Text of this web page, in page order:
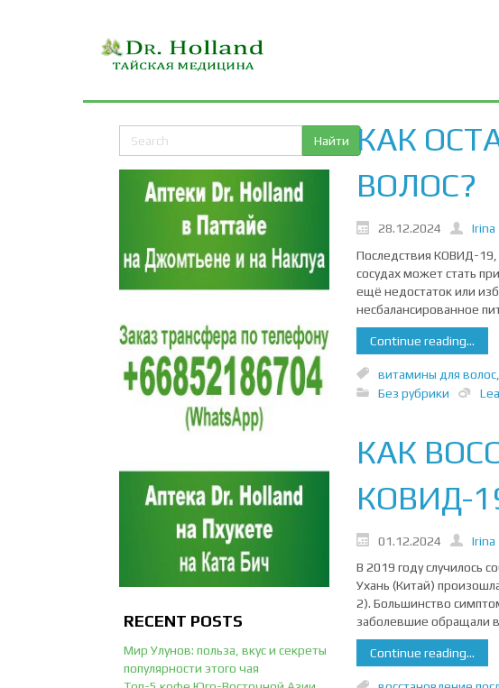
RECENT POSTS
Мир Улунов: польза, вкус и секреты
популярности этого чая
КАК
ВОЛОС?
28.12.2024
Irina
Последствия КОВИД-
сосудах может стать
ещё недостаток или
несбалансированное
Continue reading...
витамины для волос,
Без рубрики
КАК
КОВИД-
01.12.2024
Irina
В 2019 году случилось
Ухань (Китай)
2). Большинство
заболевшие обращали
Continue reading...